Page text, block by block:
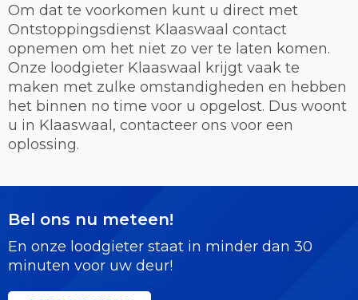
Om dat te voorkomen kunt u direct met
Ontstoppingsdienst Klaaswaal contact
opnemen om het niet zo ver te laten komen.
Onze loodgieter Klaaswaal krijgt vaak te
maken met zulke omstandigheden en hebben
het binnen no time voor u opgelost. Dus woont
u in Klaaswaal, contacteer ons voor een
oplossing.
Bel ons nu meteen!
En onze loodgieter staat in minder dan 30
minuten voor uw deur!